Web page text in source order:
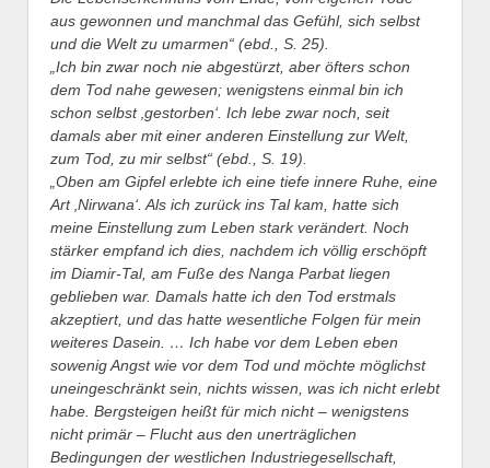
aus gewonnen und manchmal das Gefühl, sich selbst
und die Welt zu umarmen“ (ebd., S. 25).
„Ich bin zwar noch nie abgestürzt, aber öfters schon
dem Tod nahe gewesen; wenigstens einmal bin ich
schon selbst ‚gestorben‘. Ich lebe zwar noch, seit
damals aber mit einer anderen Einstellung zur Welt,
zum Tod, zu mir selbst“ (ebd., S. 19).
„Oben am Gipfel erlebte ich eine tiefe innere Ruhe, eine
Art ‚Nirwana‘. Als ich zurück ins Tal kam, hatte sich
meine Einstellung zum Leben stark verändert. Noch
stärker empfand ich dies, nachdem ich völlig erschöpft
im Diamir-Tal, am Fuße des Nanga Parbat liegen
geblieben war. Damals hatte ich den Tod erstmals
akzeptiert, und das hatte wesentliche Folgen für mein
weiteres Dasein. … Ich habe vor dem Leben eben
sowenig Angst wie vor dem Tod und möchte möglichst
uneingeschränkt sein, nichts wissen, was ich nicht erlebt
habe. Bergsteigen heißt für mich nicht – wenigstens
nicht primär – Flucht aus den unerträglichen
Bedingungen der westlichen Industriegesellschaft,